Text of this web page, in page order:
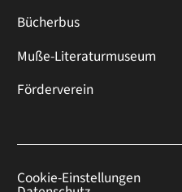
Bücherbus
Muße-Literaturmuseum
Förderverein
Cookie-Einstellungen